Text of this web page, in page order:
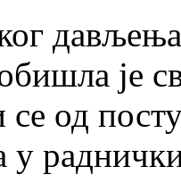
је
од
у